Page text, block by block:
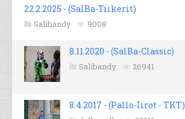
22.2.2025 - (SalBa-Tiikerit)
Salibandy 9008
8.11.2020 - (SalBa-Classic)
Salibandy 26941
8.4.2017 - (Pallo-Iirot - TKT)